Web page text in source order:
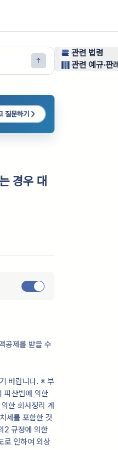
질문하기
경우 대
공제를 받을 수
바랍니다. ※ 부
산법에 의한
한 회사정리 계
세를 포함한 것
2 규정에 의한
로 인하여 외상
관련 법령
관련 예규·판례